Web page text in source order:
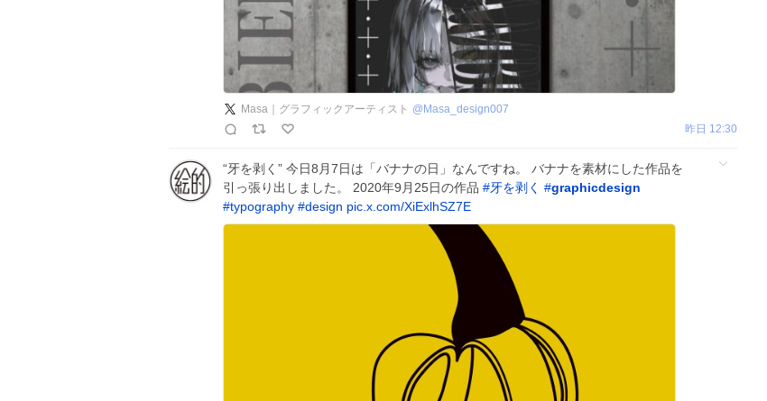
Masa｜グラフィックアーティスト @ Masa_design007
昨日 12:30
“牙を剥く” 今日8月7日は「バナナの日」なんですね。 バナナを素材にした作品を
引っ張り出しました。 2020年9月25日の作品 #牙を剥く #graphicdesign
#typography #design pic.x.com/XiExlhSZ7E